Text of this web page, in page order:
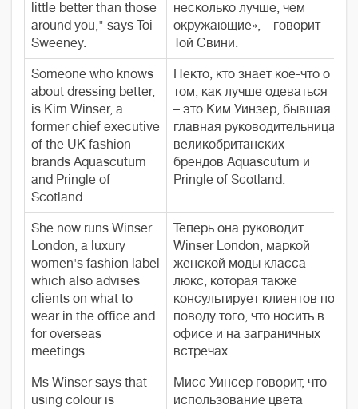
little better than those
around you," says Toi
Sweeney.
несколько лучше, чем
окружающие», – говорит
Той Свини.
Someone who knows
about dressing better,
is Kim Winser, a
former chief executive
of the UK fashion
brands Aquascutum
and Pringle of
Scotland.
Некто, кто знает кое-что о
том, как лучше одеваться
– это Ким Уинзер, бывшая
главная руководительница
великобританских
брендов Aquascutum и
Pringle of Scotland.
She now runs Winser
London, a luxury
women's fashion label
which also advises
clients on what to
wear in the office and
for overseas
meetings.
Теперь она руководит
Winser London, маркой
женской моды класса
люкс, которая также
консультирует клиентов по
поводу того, что носить в
офисе и на заграничных
встречах.
Ms Winser says that
using colour is
Мисс Уинсер говорит, что
использование цвета